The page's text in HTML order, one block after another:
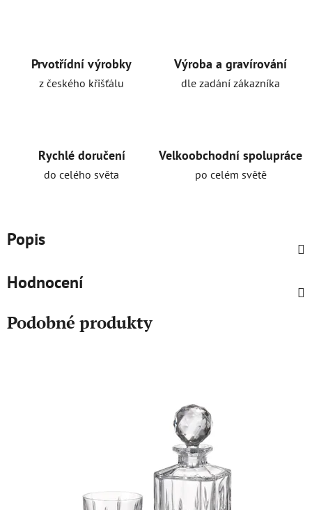
Prvotřídní výrobky
z českého křišťálu
Výroba a gravírování
dle zadání zákazníka
Rychlé doručení
do celého světa
Velkoobchodní spolupráce
po celém světě
Popis
Hodnocení
Podobné produkty